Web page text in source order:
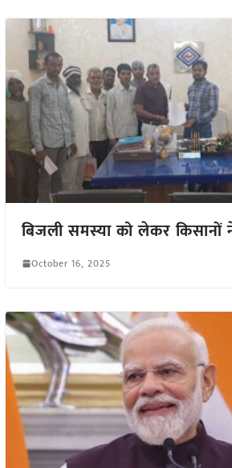
बिजली समस्या को लेकर किसानों
October 16, 2025